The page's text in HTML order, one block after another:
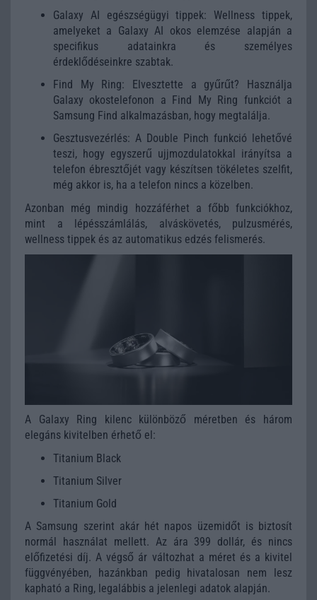
Galaxy AI egészségügyi tippek: Wellness tippek,
amelyeket a Galaxy AI okos elemzése alapján a
specifikus adatainkra és személyes
érdeklődéseinkre szabtak.
Find My Ring: Elvesztette a gyűrűt? Használja
Galaxy okostelefonon a Find My Ring funkciót a
Samsung Find alkalmazásban, hogy megtalálja.
Gesztusvezérlés: A Double Pinch funkció lehetővé
teszi, hogy egyszerű ujjmozdulatokkal irányítsa a
telefon ébresztőjét vagy készítsen tökéletes szelfit,
még akkor is, ha a telefon nincs a közelben.
Azonban még mindig hozzáférhet a főbb funkciókhoz,
mint a lépésszámlálás, alváskövetés, pulzusmérés,
wellness tippek és az automatikus edzés felismerés.
A Galaxy Ring kilenc különböző méretben és három
elegáns kivitelben érhető el:
Titanium Black
Titanium Silver
Titanium Gold
A Samsung szerint akár hét napos üzemidőt is biztosít
normál használat mellett. Az ára 399 dollár, és nincs
előfizetési díj. A végső ár változhat a méret és a kivitel
függvényében, hazánkban pedig hivatalosan nem lesz
kapható a Ring, legalábbis a jelenlegi adatok alapján.